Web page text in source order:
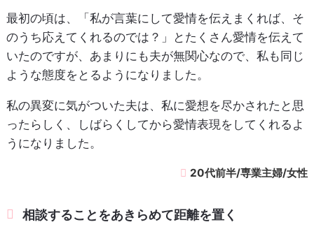
最初の頃は、「私が言葉にして愛情を伝えまくれば、そ
のうち応えてくれるのでは？」とたくさん愛情を伝えて
いたのですが、あまりにも夫が無関心なので、私も同じ
ような態度をとるようになりました。
私の異変に気がついた夫は、私に愛想を尽かされたと思
ったらしく、しばらくしてから愛情表現をしてくれるよ
うになりました。
20代前半/専業主婦/女性
相談することをあきらめて距離を置く